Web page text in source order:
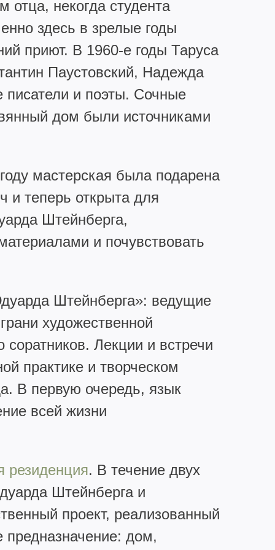
отца, некогда студента
здесь в зрелые годы
приют. В 1960-е годы Таруса
Паустовский, Надежда
и поэты. Сочные
дом были источниками
мастерская была подарена
теперь открыта для
Штейнберга,
и почувствовать
Штейнберга»: ведущие
художественной
Лекции и встречи
практике и творческом
В первую очередь, язык
всей жизни
резиденция. В течение двух
Штейнберга и
проект, реализованный
предназначение: дом,